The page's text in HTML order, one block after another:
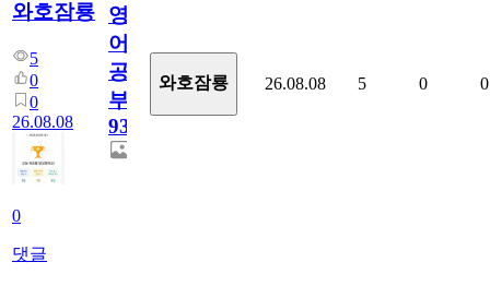
와호잠룡
5
0
0
26.08.08
0
댓글
영
어
공
부
931
와호잠룡 26.08.08 5 0 0